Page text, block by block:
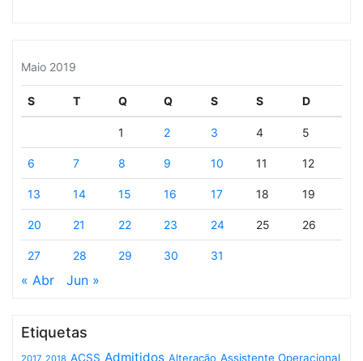
Maio 2019
S T Q Q S S D
1 2 3 4 5
6 7 8 9 10 11 12
13 14 15 16 17 18 19
20 21 22 23 24 25 26
27 28 29 30 31
« Abr Jun »
Etiquetas
2017 2018 ACSS Admitidos Alteração Assistente Operacional